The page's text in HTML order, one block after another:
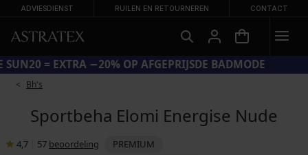
ADVIESDIENST RUILEN EN RETOURNEREN CONTACT
CODE SUN20 = EXTRA −20% OP AFGEPRIJSDE BADMODE
Bh's
Sportbeha Elomi Energise Nude
4,7 57 beoordeling PREMIUM